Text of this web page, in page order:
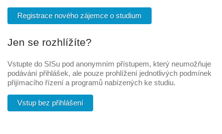
Registrace nového zájemce o studium
Jen se rozhlížíte?
Vstupte do SISu pod anonymním přístupem, který neumožňuje
podávání přihlášek, ale pouze prohlížení jednotlivých podmínek
přijímacího řízení a programů nabízených ke studiu.
Vstup bez přihlášení